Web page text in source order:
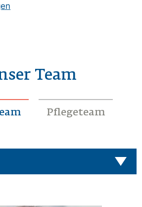
Team
Pflegeteam